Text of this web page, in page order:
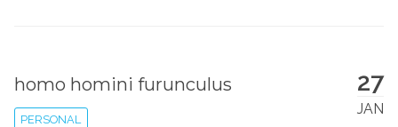
27
JAN
homo homini furunculus
PERSONAL